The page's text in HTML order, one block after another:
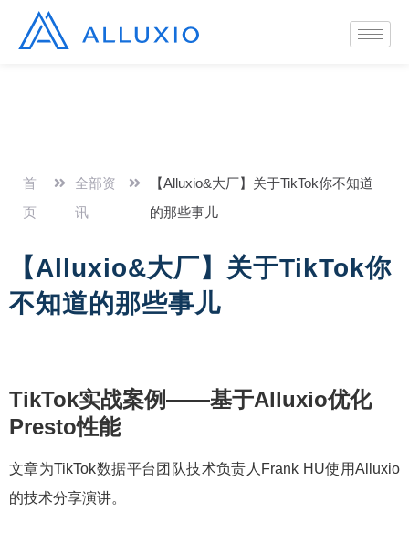
首
页
全部资
讯
【Alluxio&大厂】关于TikTok你不知道
的那些事儿
【Alluxio&大厂】关于TikTok你
不知道的那些事儿
TikTok实战案例——基于Alluxio优化
Presto性能
文章为TikTok数据平台团队技术负责人Frank HU使用Alluxio
的技术分享演讲。